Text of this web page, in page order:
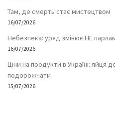
Там, де смерть стає мистецтвом
16/07/2026
Небезпека: уряд змінює НЕ
16/07/2026
Ціни на продукти в Україні:
подорожчати
15/07/2026